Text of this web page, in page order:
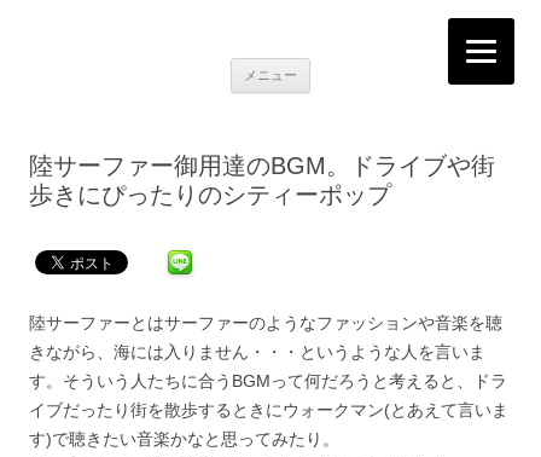
メニュー
移
陸サーファー御用達のBGM。ドライブや街
歩きにぴったりのシティーポップ
陸サーファーとはサーファーのようなファッションや音楽を聴
きながら、海には入りません・・・というような人を言いま
す。そういう人たちに合うBGMって何だろうと考えると、ドラ
イブだったり街を散歩するときにウォークマン(とあえて言いま
す)で聴きたい音楽かなと思ってみたり。